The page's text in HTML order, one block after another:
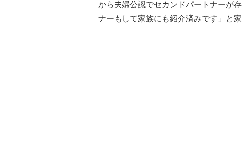
から夫婦公認でセカンドパートナーが
ナーもして家族にも紹介済みです」と